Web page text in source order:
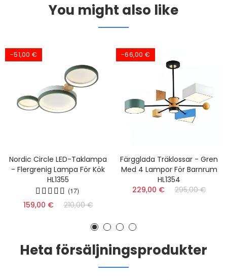
You might also like
-51,00 €
Nordic Circle LED-Taklampa
- Flergrenig Lampa För Kök
HL1355
(17)
159,00 € 210,00 €
-66,00 €
Färgglada Träklossar - Gren
Med 4 Lampor För Barnrum
HL1354
229,00 €
295,00 €
Heta försäljningsprodukter